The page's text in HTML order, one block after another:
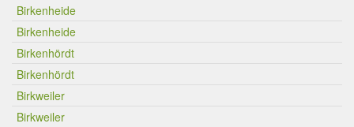
Birkenheide
Birkenheide
Birkenhördt
Birkenhördt
Birkweiler
Birkweiler